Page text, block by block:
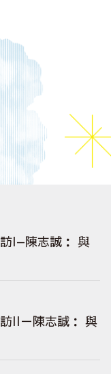
I—陳志誠： 與
II－陳志誠： 與